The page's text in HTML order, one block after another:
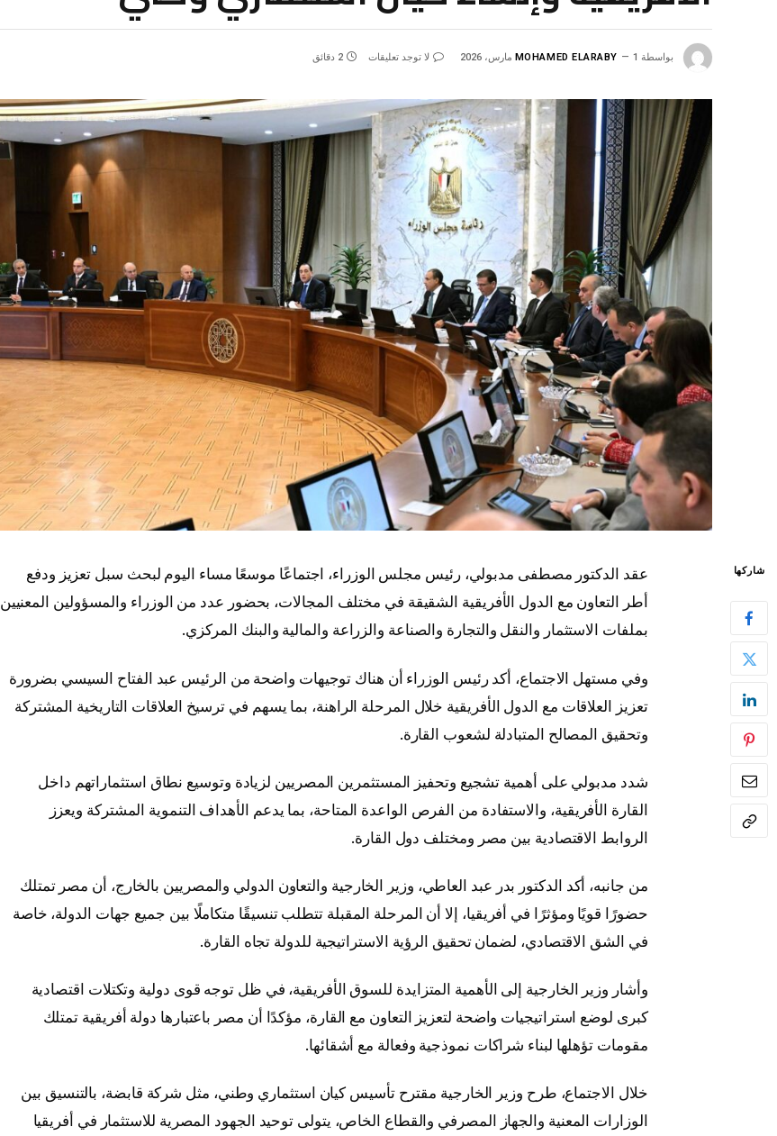
بواسطة MOHAMED ELARABY 1 مارس، 2026 لا توجد تعليقات 2 دقائق
شاركها
عقد الدكتور مصطفى مدبولي، رئيس مجلس الوزراء، اجتماعًا موسعًا مساء اليوم لبحث سبل تعزيز ودفع
أطر التعاون مع الدول الأفريقية الشقيقة في مختلف المجالات، بحضور عدد من الوزراء والمسؤولين المعنيين
بملفات الاستثمار والنقل والتجارة والصناعة والزراعة والمالية والبنك المركزي.
وفي مستهل الاجتماع، أكد رئيس الوزراء أن هناك توجيهات واضحة من الرئيس عبد الفتاح السيسي بضرورة
تعزيز العلاقات مع الدول الأفريقية خلال المرحلة الراهنة، بما يسهم في ترسيخ العلاقات التاريخية المشتركة
وتحقيق المصالح المتبادلة لشعوب القارة.
شدد مدبولي على أهمية تشجيع وتحفيز المستثمرين المصريين لزيادة وتوسيع نطاق استثماراتهم داخل
القارة الأفريقية، والاستفادة من الفرص الواعدة المتاحة، بما يدعم الأهداف التنموية المشتركة ويعزز
الروابط الاقتصادية بين مصر ومختلف دول القارة.
من جانبه، أكد الدكتور بدر عبد العاطي، وزير الخارجية والتعاون الدولي والمصريين بالخارج، أن مصر تمتلك
حضورًا قويًا ومؤثرًا في أفريقيا، إلا أن المرحلة المقبلة تتطلب تنسيقًا متكاملًا بين جميع جهات الدولة، خاصة
في الشق الاقتصادي، لضمان تحقيق الرؤية الاستراتيجية للدولة تجاه القارة.
وأشار وزير الخارجية إلى الأهمية المتزايدة للسوق الأفريقية، في ظل توجه قوى دولية وتكتلات اقتصادية
كبرى لوضع استراتيجيات واضحة لتعزيز التعاون مع القارة، مؤكدًا أن مصر باعتبارها دولة أفريقية تمتلك
مقومات تؤهلها لبناء شراكات نموذجية وفعالة مع أشقائها.
خلال الاجتماع، طرح وزير الخارجية مقترح تأسيس كيان استثماري وطني، مثل شركة قابضة، بالتنسيق بين
الوزارات المعنية والجهاز المصرفي والقطاع الخاص، يتولى توحيد الجهود المصرية للاستثمار في أفريقيا